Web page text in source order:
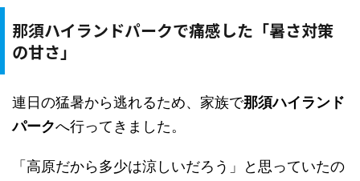
那須ハイランドパークで痛感した「暑さ対策
の甘さ」
連日の猛暑から逃れるため、家族で那須ハイランド
パークへ行ってきました。
「高原だから多少は涼しいだろう」と思っていたの